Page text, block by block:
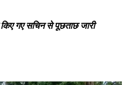
किए गए सचिन से पूछताछ जारी